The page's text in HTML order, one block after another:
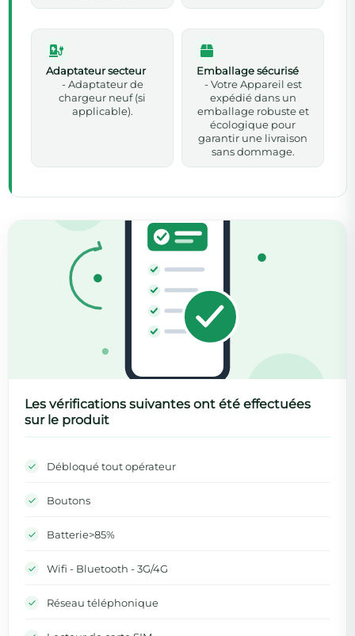
Adaptateur secteur
- Adaptateur de
chargeur neuf (si
applicable).
Emballage sécurisé
- Votre Appareil est
expédié dans un
emballage robuste et
écologique pour
garantir une livraison
sans dommage.
Les vérifications suivantes ont été effectuées
sur le produit
Débloqué tout opérateur
Boutons
Batterie>85%
Wifi - Bluetooth - 3G/4G
Réseau téléphonique